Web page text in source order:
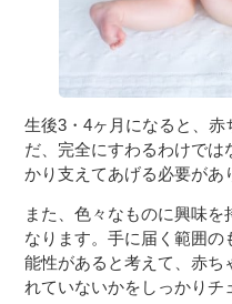
生後3・4ヶ月になると、
だ、完全にすわるわけでは
かり支えてあげる必要があ
また、色々なものに興味
なります。手に届く範囲
能性があると考えて、赤
れていないかをしっかりチ